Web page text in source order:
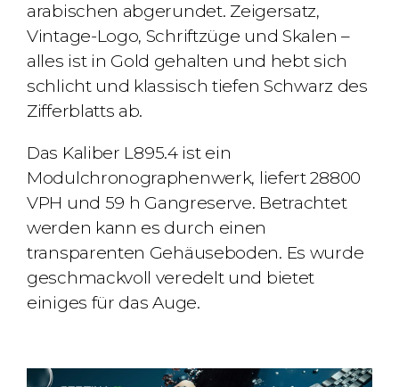
arabischen abgerundet. Zeigersatz,
Vintage-Logo, Schriftzüge und Skalen –
alles ist in Gold gehalten und hebt sich
schlicht und klassisch tiefen Schwarz des
Zifferblatts ab.
Das Kaliber L895.4ist ein
Modulchronographenwerk, liefert 28800
VPH und 59 h Gangreserve. Betrachtet
werden kann es durch einen
transparenten Gehäuseboden. Es wurde
geschmackvoll veredelt und bietet
einiges für das Auge.